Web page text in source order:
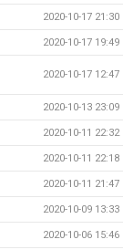
2020-10-17 21:30
2020-10-17 19:49
2020-10-17 12:47
2020-10-13 23:09
2020-10-11 22:32
2020-10-11 22:18
2020-10-11 21:47
2020-10-09 13:33
2020-10-06 15:46